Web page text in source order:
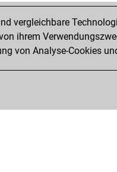
vergleichbare
ihrem
von Analyse-Cookies